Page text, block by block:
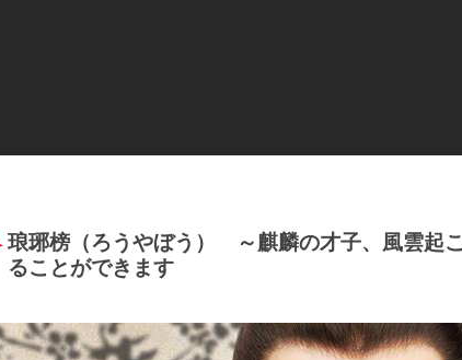
琅琊榜（ろうやぼう） ～麒麟の才子、風雲起
ることができます